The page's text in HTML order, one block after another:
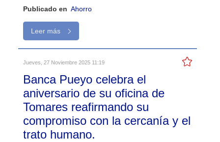
Publicado en Ahorro
Leer más
Jueves, 27 Noviembre 2025 11:19
Banca Pueyo celebra el
aniversario de su oficina de
Tomares reafirmando su
compromiso con la cercanía y el
trato humano.